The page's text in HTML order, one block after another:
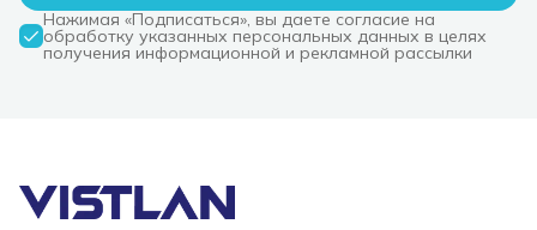
Нажимая «Подписаться», вы даете согласие на
обработку указанных персональных данных в целях
получения информационной и рекламной рассылки